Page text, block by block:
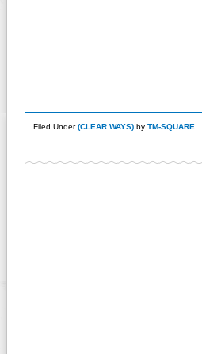
Filed Under(CLEAR WAYS) by TM-SQUARE